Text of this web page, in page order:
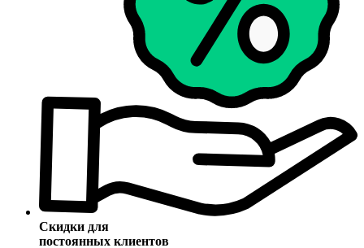
Скидки для
постоянных клиентов